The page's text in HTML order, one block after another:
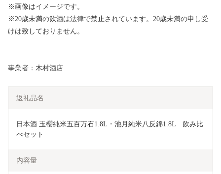
※画像はイメージです。
※20歳未満の飲酒は法律で禁止されています。20歳未満の申し受
けは致しておりません。
事業者：木村酒店
返礼品名
日本酒 玉櫻純米五百万石1.8L・池月純米八反錦1.8L　飲み比
べセット
内容量